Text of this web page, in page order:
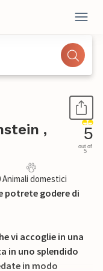
,
5
out of
5
Animali domestici
potrete godere di
vi accoglie in una
in uno splendido
in modo